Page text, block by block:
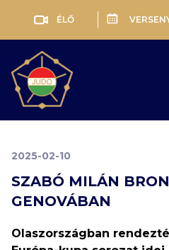
ÉLŐ
2025-02-10
SZABÓ MILÁN
GENOVÁBAN
Olaszországban